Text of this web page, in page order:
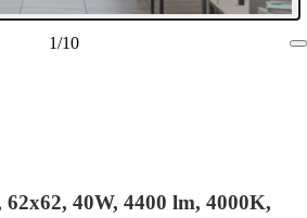
1/10
40W, 4400 lm, 4000K,